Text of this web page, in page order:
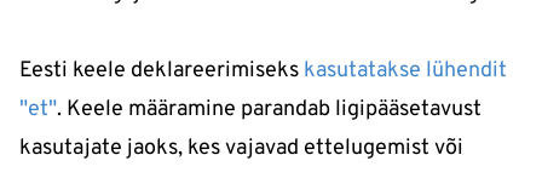
Eesti keele deklareerimiseks kasutatakse lühendit
"et". Keele määramine parandab ligipääsetavust
kasutajate jaoks, kes vajavad ettelugemist või